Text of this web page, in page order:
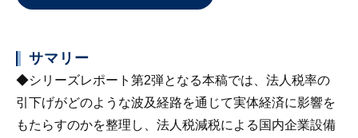
サマリー
◆シリーズレポート第2弾となる本稿では、法人税率の
引下げがどのような波及経路を通じて実体経済に影響を
もたらすのかを整理し、法人税減税による国内企業設備